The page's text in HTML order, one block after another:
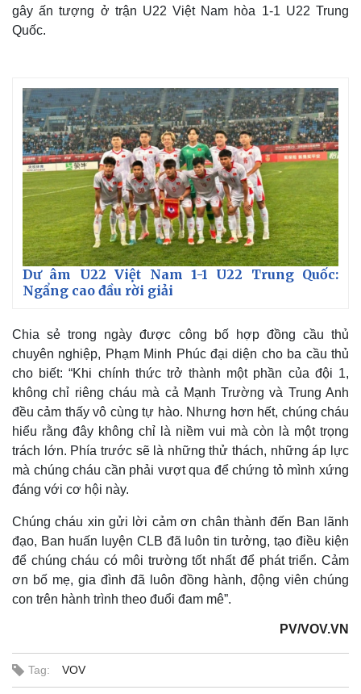
Thế giới
Quan sát
Cuộc sống đó đây
Hồ sơ
Multimedia
Video
E-Magazine
Infographic
gây ấn tượng ở trận U22 Việt Nam hòa 1-1 U22 Trung
Quốc.
Dư âm U22 Việt Nam 1-1 U22 Trung Quốc:
Ngẩng cao đầu rời giải
Chia sẻ trong ngày được công bố hợp đồng cầu thủ
chuyên nghiệp, Phạm Minh Phúc đại diện cho ba cầu thủ
cho biết: “Khi chính thức trở thành một phần của đội 1,
không chỉ riêng cháu mà cả Mạnh Trường và Trung Anh
đều cảm thấy vô cùng tự hào. Nhưng hơn hết, chúng cháu
hiểu rằng đây không chỉ là niềm vui mà còn là một trọng
trách lớn. Phía trước sẽ là những thử thách, những áp lực
mà chúng cháu cần phải vượt qua để chứng tỏ mình xứng
đáng với cơ hội này.
Chúng cháu xin gửi lời cảm ơn chân thành đến Ban lãnh
đạo, Ban huấn luyện CLB đã luôn tin tưởng, tạo điều kiện
để chúng cháu có môi trường tốt nhất để phát triển. Cảm
ơn bố mẹ, gia đình đã luôn đồng hành, động viên chúng
con trên hành trình theo đuổi đam mê”.
PV/VOV.VN
Tag: VOV